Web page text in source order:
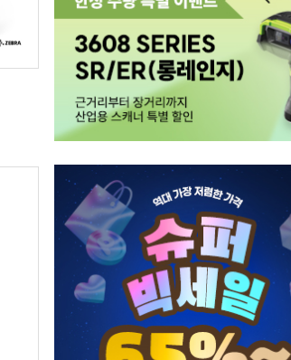
롯데 칠성 충주 2공장 공캔이력관리 자동화 시
티엠디 스마트공장 구축에 사용할 산업용 PDA
대양전기공업 현장에서 사용할 산업용 태블릿 PC
불가리코리아 불가리 매장 내에서 라벨 발행 프로그램 시
신라시스템 영수증 프린터 및 DS9308 대량 납품
채다원 식품 라벨 제작 진행
코오롱인더스트리 산업용 PDA 대량 납품